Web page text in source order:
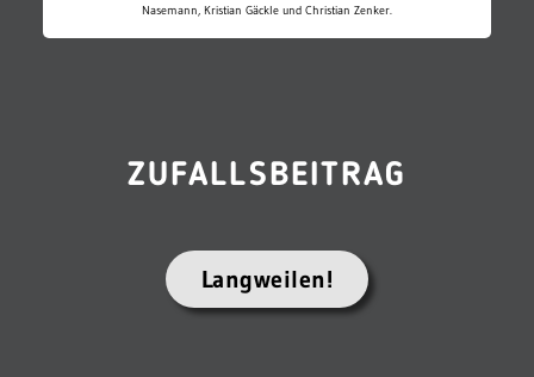
Nasemann, Kristian Gäckle und Christian Zenker.
ZUFALLSBEITRAG
Langweilen!